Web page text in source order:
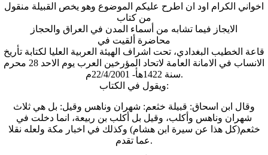
اخواني الكرام اود ان اطرح عليكم الموضوع وهو يخص القبيلة منقول
من كتاب
الايجاز فيما تشابه من أسماء المدن في العراق والحجاز
محاضرة ألقيت في
قاعة الخطيب البغدادي، تحت اشراف الهيئة العربية العليا لكتابة تأريخ
الانساب في الامانة العامة لاتحاد المؤرخين العرب يوم الاحد 28 محرم
سنة 1422هأ- 22/4/2001م.
ويقول في الكتاب:
وقال ابن اسحاق: قبيلة خثعم: شهران وناهس وقيل: بل هي ثلاث
شهران وناهس وأكلب، وقيل بل أكلب بن ربيعة، انما دخلت في
خثعم(كل هذا عن سيرة ابن هشام) وكذلك في اخبار مكة ولعله نقلا
عما تقدم.